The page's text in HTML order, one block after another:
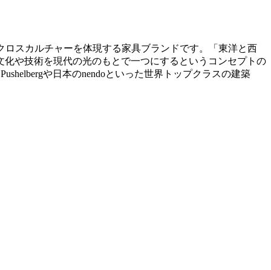
ロスカルチャーを体現する家具ブランドです。「東洋と西
や技術を現代の光のもとで一つにするというコンセプトの
や日本のnendoといった世界トップクラスの建築